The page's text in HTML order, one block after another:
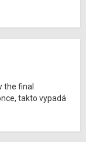
the final
takto vypadá